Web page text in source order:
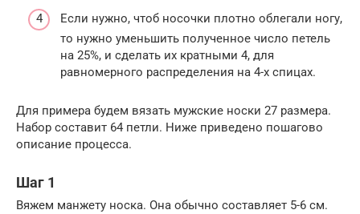
Если нужно, чтоб носочки плотно облегали ногу,
то нужно уменьшить полученное число петель
на 25%, и сделать их кратными 4, для
равномерного распределения на 4-х спицах.
Для примера будем вязать мужские носки 27 размера.
Набор составит 64 петли. Ниже приведено пошагово
описание процесса.
Шаг 1
Вяжем манжету носка. Она обычно составляет 5-6 см.